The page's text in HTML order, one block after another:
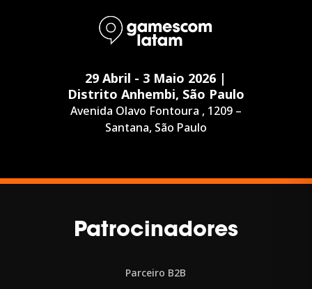
29 Abril - 3 Maio 2026 |
Distrito Anhembi, São Paulo
Avenida Olavo Fontoura , 1209 –
Santana, São Paulo
Patrocinadores
Parceiro B2B